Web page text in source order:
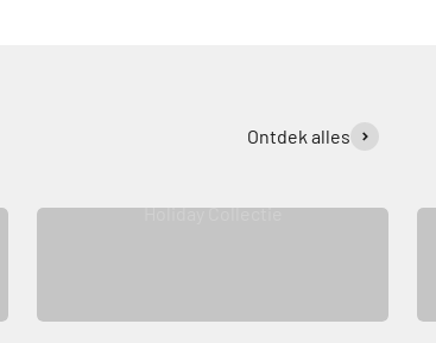
Ontdek alles
Holiday Collectie